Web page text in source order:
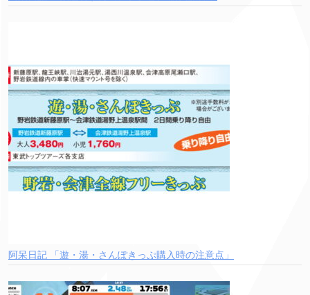
阿呆日記 「遊・湯・さんぽきっぷ購入時の注意点」